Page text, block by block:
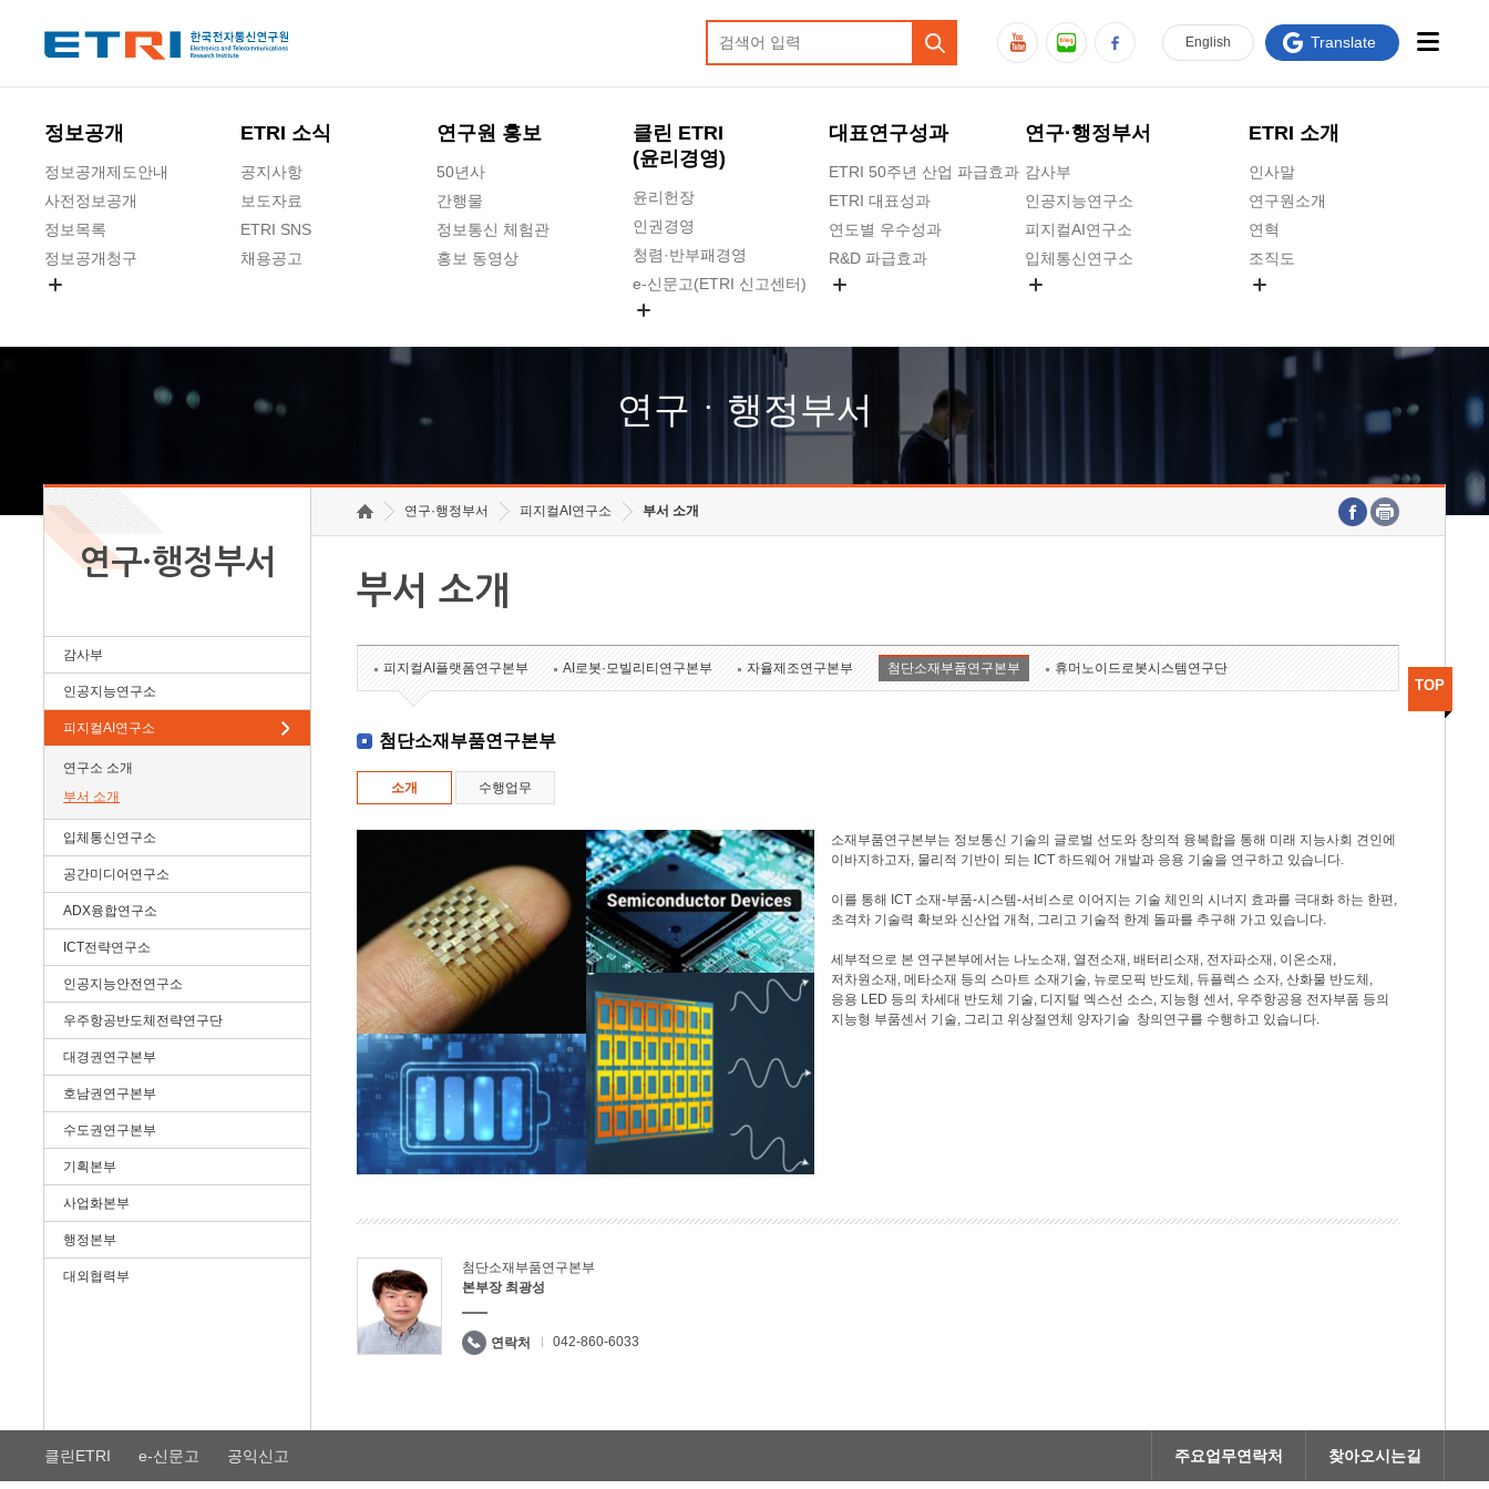
정보공개
정보공개제도안내
사전정보공개
정보목록
정보공개청구
ETRI 소식
공지사항
보도자료
ETRI SNS
채용공고
연구원 홍보
50년사
간행물
정보통신 체험관
홍보 동영상
클린 ETRI
(윤리경영)
윤리헌장
인권경영
청렴·반부패경영
e-신문고(ETRI 신고센터)
고객의소리
수의계약 현황
대표연구성과
ETRI 50주년 산업 파급효과
ETRI 대표성과
연도별 우수성과
R&D 파급효과
연구·행정부서
감사부
인공지능연구소
피지컬AI연구소
입체통신연구소
호남권연구본부
기획본부
ETRI 소개
인사말
연구원소개
연혁
조직도
연구원 고객헌장
주요업무연락처
English Translate
연구ㆍ행정부서
연구·행정부서
감사부
인공지능연구소
피지컬AI연구소
연구소 소개
부서 소개
입체통신연구소
공간미디어연구소
ADX융합연구소
ICT전략연구소
인공지능안전연구소
우주항공반도체전략연구단
대경권연구본부
호남권연구본부
수도권연구본부
기획본부
사업화본부
행정본부
대외협력부
연구·행정부서 피지컬AI연구소 부서 소개
부서 소개
피지컬AI플랫폼연구본부 AI로봇·모빌리티연구본부 자율제조연구본부 첨단소재부품연구본부 휴머노이드로봇시스템연구단
첨단소재부품연구본부
소개 수행업무
소재부품연구본부는 정보통신 기술의 글로벌 선도와 창의적 융복합을 통해 미래 지능사회 견인에
이바지하고자, 물리적 기반이 되는 ICT 하드웨어 개발과 응용 기술을 연구하고 있습니다.
이를 통해 ICT 소재-부품-시스템-서비스로 이어지는 기술 체인의 시너지 효과를 극대화 하는 한편,
초격차 기술력 확보와 신산업 개척, 그리고 기술적 한계 돌파를 추구해 가고 있습니다.
세부적으로 본 연구본부에서는 나노소재, 열전소재, 배터리소재, 전자파소재, 이온소재,
저차원소재, 메타소재 등의 스마트 소재기술, 뉴로모픽 반도체, 듀플렉스 소자, 산화물 반도체,
응용 LED 등의 차세대 반도체 기술, 디지털 엑스선 소스, 지능형 센서, 우주항공용 전자부품 등의
지능형 부품센서 기술, 그리고 위상절연체 양자기술 창의연구를 수행하고 있습니다.
첨단소재부품연구본부
본부장 최광성
연락처 042-860-6033
TOP
클린ETRI e-신문고 공익신고 주요업무연락처 찾아오시는길